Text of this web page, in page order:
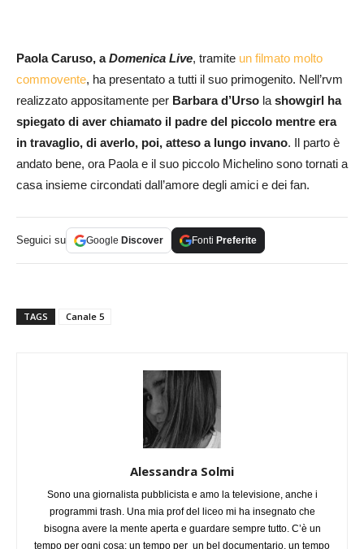
Paola Caruso, aDomenica Live, tramite un filmato molto
commovente, ha presentato a tutti il suo primogenito. Nell’rvm
realizzato appositamente per Barbara d’Urso lashowgirl ha
spiegato di aver chiamato il padre del piccolo mentre era
in travaglio, di averlo, poi, atteso a lungo invano. Il parto è
andato bene, ora Paola e il suo piccolo Michelino sono tornati a
casa insieme circondati dall’amore degli amici e dei fan.
Seguici su Google Discover Fonti Preferite
TAGS Canale 5
Alessandra Solmi
Sono una giornalista pubblicista e amo la televisione, anche i
programmi trash. Una mia prof del liceo mi ha insegnato che
bisogna avere la mente aperta e guardare sempre tutto. C’è un
tempo per ogni cosa: un tempo per un bel documentario, un tempo